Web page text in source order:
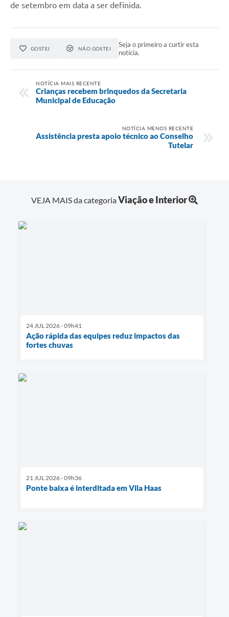
de setembro em data a ser definida.
GOSTEI NÃO GOSTEI
Seja o primeiro a curtir esta
notícia.
NOTÍCIA MAIS RECENTE
Crianças recebem brinquedos da Secretaria
Municipal de Educação
NOTÍCIA MENOS RECENTE
Assistência presta apoio técnico ao Conselho
Tutelar
VEJA MAIS da categoriaViação e Interior
24 JUL 2026 - 09h41
Ação rápida das equipes reduz impactos das
fortes chuvas
21 JUL 2026 - 09h36
Ponte baixa é interditada em Vila Haas